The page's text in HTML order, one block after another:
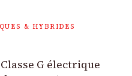
& HYBRIDES
G électrique